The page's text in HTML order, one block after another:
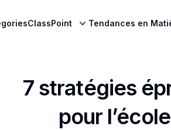
ClassPoint Tendances en
7 stratégies
pour